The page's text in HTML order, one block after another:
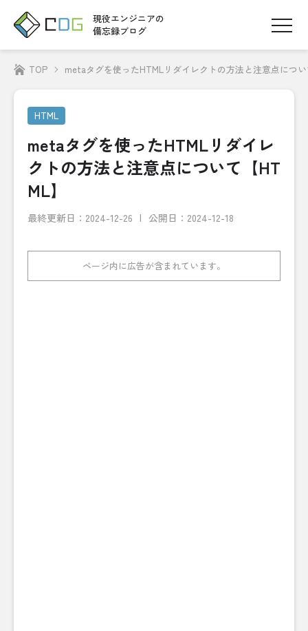
現役エンジニアの
備忘録ブログ
TOP metaタグを使ったHTMLリダイレクトの方法と注意点につ
HTML
metaタグを使ったHTMLリダイレ
クトの方法と注意点について【HT
ML】
最終更新日： 2024-12-26 公開日：2024-12-18
ページ内に広告が含まれています。